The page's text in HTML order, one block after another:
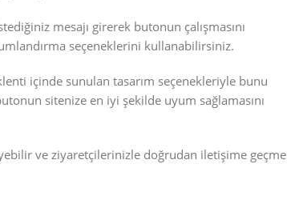
mesajı girerek butonun çalışmasını
seçeneklerini kullanabilirsiniz.
içinde sunulan tasarım seçenekleriyle bunu
sitenize en iyi şekilde uyum sağlamasını
ve ziyaretçilerinizle doğrudan iletişime geçme